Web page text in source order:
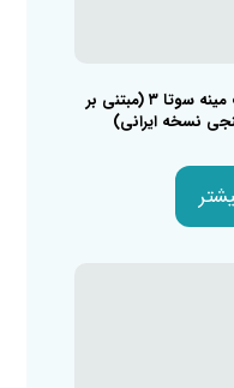
تفسیر سیاهه چند وجهی شخصیت مینه سوتا ۳ (مبتنی بر
نسخه ایرانی)